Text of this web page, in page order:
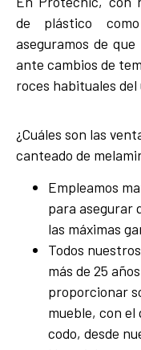
de plástico
aseguramos de
ante cambios de
roces habituales
¿Cuáles son las
canteado de
Empleamos
para asegurar
las máximas
Todos
más de 25
proporcionar
mueble, con el
codo, desde